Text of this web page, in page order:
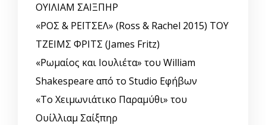
ΟΥΙΛΙΑΜ ΣΑΙΞΠΗΡ
«ΡΟΣ & ΡΕΪΤΣΕΛ» (Ross & Rachel 2015) ΤΟΥ
ΤΖΕΙΜΣ ΦΡΙΤΣ (James Fritz)
«Ρωμαίος και Ιουλιέτα» του William
Shakespeare από το Studio Εφήβων
«Το Χειμωνιάτικο Παραμύθι» του
Ουίλλιαμ Σαίξπηρ